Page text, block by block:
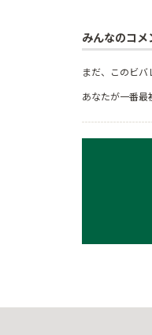
みんなのコメ
まだ、このビバ
あなたが一番最